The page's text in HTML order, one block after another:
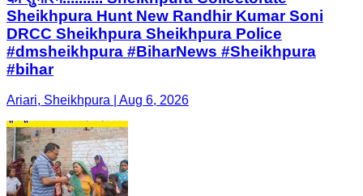
Sheikhpura Hunt New Randhir Kumar Soni
DRCC Sheikhpura Sheikhpura Police
#dmsheikhpura #BiharNews #Sheikhpura
#bihar
Ariari, Sheikhpura | Aug 6, 2026